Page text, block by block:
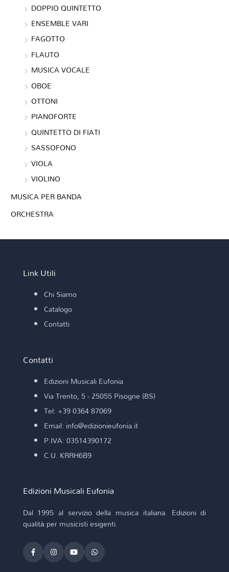
DOPPIO QUINTETTO
ENSEMBLE VARI
FAGOTTO
FLAUTO
MUSICA VOCALE
OBOE
OTTONI
PIANOFORTE
QUINTETTO DI FIATI
SASSOFONO
VIOLA
VIOLINO
MUSICA PER BANDA
ORCHESTRA
Link Utili
Chi Siamo
Catalogo
Contatti
Contatti
Edizioni Musicali Eufonia
Via Trento, 5 - 25055 Pisogne (BS)
Tel: +39 0364 87069
Email: info@edizionieufonia.it
P.IVA: 03514390172
C.U. KRRH6B9
Edizioni Musicali Eufonia
Dal 1995 al servizio della musica italiana. Edizioni di
qualità per musicisti esigenti.